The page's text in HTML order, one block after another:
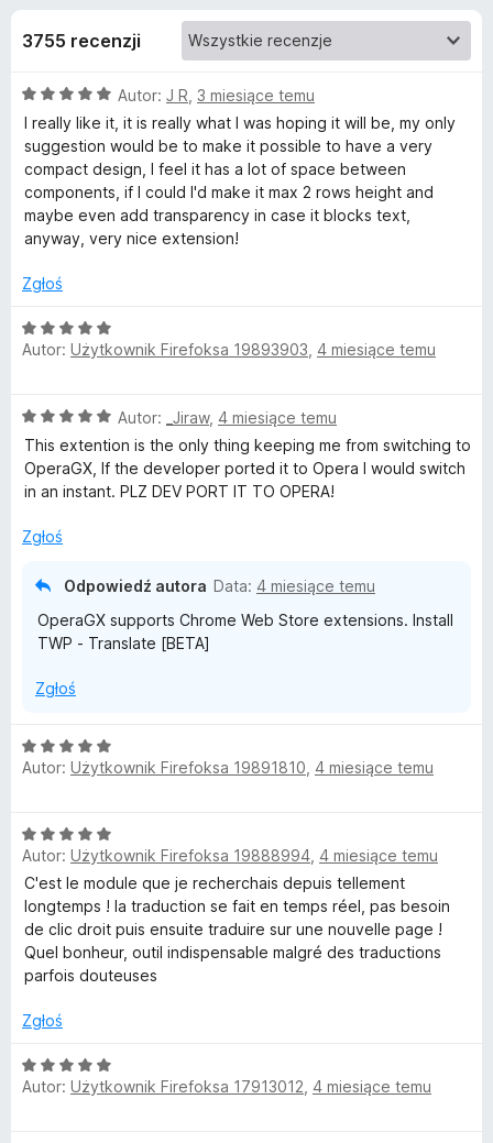
a
r
i
F
i
r
e
f
d
o
d
t
u
T
P
-
T
r
n
s
l
t
3755 recenzji
O
c
e
n
a
:
5
5
Autor: J R 3 miesiące temu
I really like it, it is really what I was hoping it will be, my only
suggestion would be to make it possible to have a very
compact design, I feel it has a lot of space between
components, if I could I'd make it max 2 rows height and
maybe even add transparency in case it blocks text,
anyway, very nice extension!
Zgłoś
O
c
a
5
/
Autor: Użytkownik Firefoksa 19893903 4 miesiące temu
O
c
e
n
:
Autor: _Jiraw, 4 miesiące temu
This extention is the only thing keeping me from switching to
OperaGX, If the developer ported it to Opera I would switch
in an instant. PLZ DEV PORT IT TO OPERA!
Zgłoś
Odpowiedź autora Data: 4 miesiące temu
OperaGX supports Chrome Web Store extensions. Install
TWP - Translate [BETA]
Zgłoś
O
c
a
:
5
/
5
Autor: Użytkownik Firefoksa 19891810 4 miesiące temu
O
c
e
n
a
:
5
5
Autor: Użytkownik Firefoksa 19888994 4 miesiące temu
C'est le module que je recherchais depuis tellement
longtemps ! la traduction se fait en temps réel, pas besoin
de clic droit puis ensuite traduire sur une nouvelle page !
Quel bonheur, outil indispensable malgré des traductions
parfois douteuses
Zgłoś
O
c
Autor: Użytkownik Firefoksa 17913012 4 miesiące temu